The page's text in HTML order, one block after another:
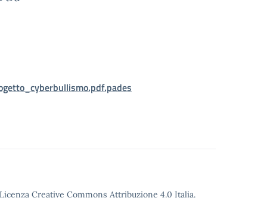
Creative Commons Attribuzione 4.0 Italia.